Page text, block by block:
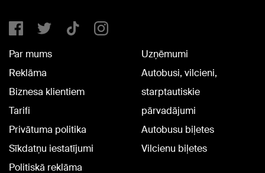
Par mums
Reklāma
Biznesa klientiem
Tarifi
Privātuma politika
Sīkdatņu iestatījumi
Politiskā reklāma
Uzņēmumi
Autobusi, vilcieni,
starptautiskie
pārvadājumi
Autobusu biļetes
Vilcienu biļetes